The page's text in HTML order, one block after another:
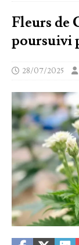
Fleurs de
poursuivi
28/07/2025